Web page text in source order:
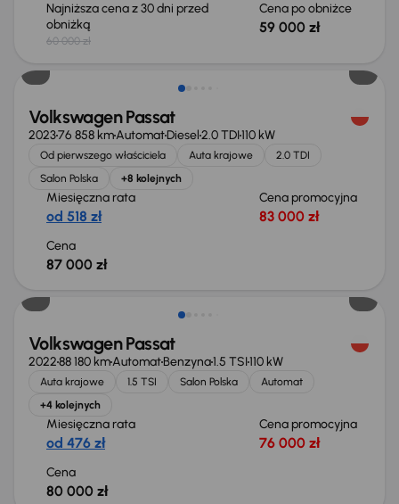
Najniższa cena z 30 dni przed
obniżką
60 000 zł
Cena po obniżce
59 000 zł
Możliwość odliczenia VAT
Volkswagen Passat
202376 858 kmAutomatDiesel2.0 TDI110 kW
Od pierwszego właściciela Auta krajowe
2.0 TDI
Salon Polska
+8 kolejnych
Miesięczna rata
od 518 zł
Cena promocyjna
83 000 zł
Cena
87 000 zł
Świeżo skupione
Volkswagen Passat
202288 180 kmAutomatBenzyna1.5 TSI110 kW
Auta krajowe 1.5 TSI Salon Polska
Automat
+4 kolejnych
Miesięczna rata
od 476 zł
Cena promocyjna
76 000 zł
Cena
80 000 zł